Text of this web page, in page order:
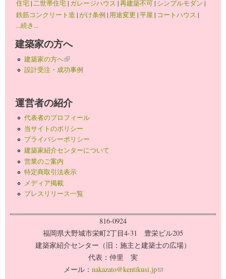
住宅|二世帯住宅| ガレージハウス |再建築不可| シンプルモダン |
鉄筋コンクリート造 |がけ条例 | 用途変更 |平屋 | コートハウス |
...続き...
建築家の方へ
建築家の方へ(link is external)
設計受注・成功事例
運営者の紹介
代表者のプロフィール
当サイトのポリシー
プライバシーポリシー
建築家紹介センターについて
営業のご案内
特定商取引法表示
メディア掲載
プレスリリース一覧
816-0924
福岡県大野城市栄町2丁目4-31 豊栄ビル205
建築家紹介センター（旧：施主と建築士の広場）
代表：仲里 実
メール： nakazato@kentikusi.jp(link sends e-mail)